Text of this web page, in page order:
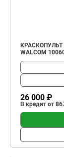
КРАСКОПУЛЬТ
WALCOM
26 000 ₽
В кредит от